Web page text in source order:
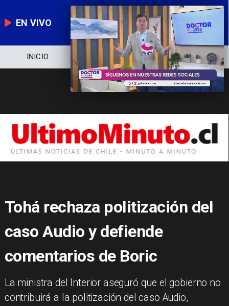
EN VIVO
NOTICIERO POLÍTICA ECONOMÍA
Tohá rechaza politización del
caso Audio y defiende
comentarios de Boric
​La ministra del Interior aseguró que el gobierno no
contribuirá a la politización del caso Audio,